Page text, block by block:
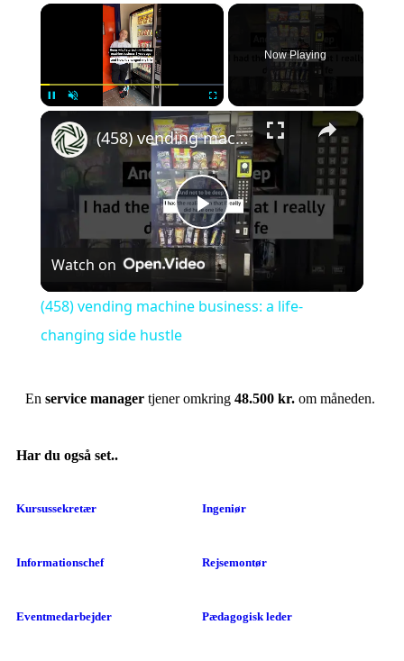
×
Fullscreen
Now Playing
×
Play
Video
(458) vending machine business: a life-changing side hustle
Watch on
(458) vending machine business: a life-
changing side hustle
En service manager tjener omkring 48.500 kr. om måneden.
Har du også set..
Kursussekretær Ingeniør
Informationschef Rejsemontør
Eventmedarbejder Pædagogisk leder